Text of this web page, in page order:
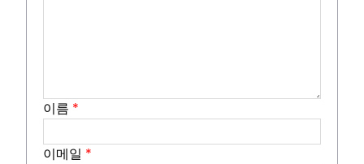
이름 *
이메일 *